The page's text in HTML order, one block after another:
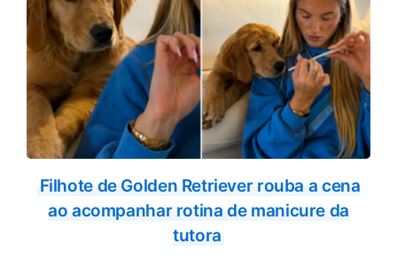
Filhote de Golden Retriever rouba a cena
ao acompanhar rotina de manicure da
tutora